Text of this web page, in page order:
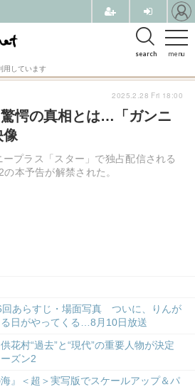
menu
search
用しています
愕の真相とは…「ガンニ
像
プラス「スター」で独占配信される
の本予告が解禁された。
回あらすじ・場面写真 ついに、りんが
日がやってくる…8月10日放送
花村“過去”と“現代”の重要人物が決定
ズン2
海』＜超＞実写版でスケールアップ＆パ
2025.2.28 Fri 18:00